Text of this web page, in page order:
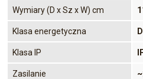
Wymiary (D x Sz x W) cm
Klasa energetyczna D
Klasa IP
Zasilanie